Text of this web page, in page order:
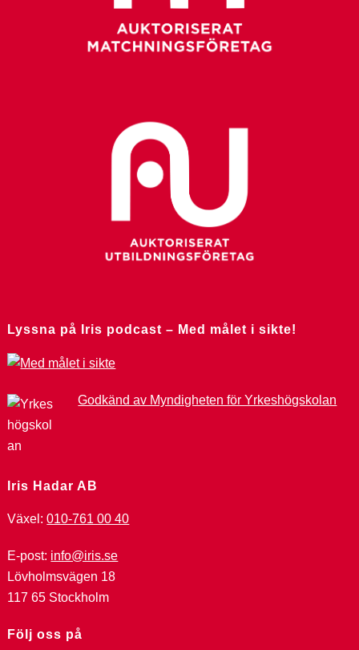
Lyssna på Iris podcast – Med målet i sikte!
Godkänd av Myndigheten för Yrkeshögskolan
Iris Hadar AB
Växel:010-761 00 40
E-post: info@iris.se
Lövholmsvägen 18
117 65 Stockholm
Följ oss på